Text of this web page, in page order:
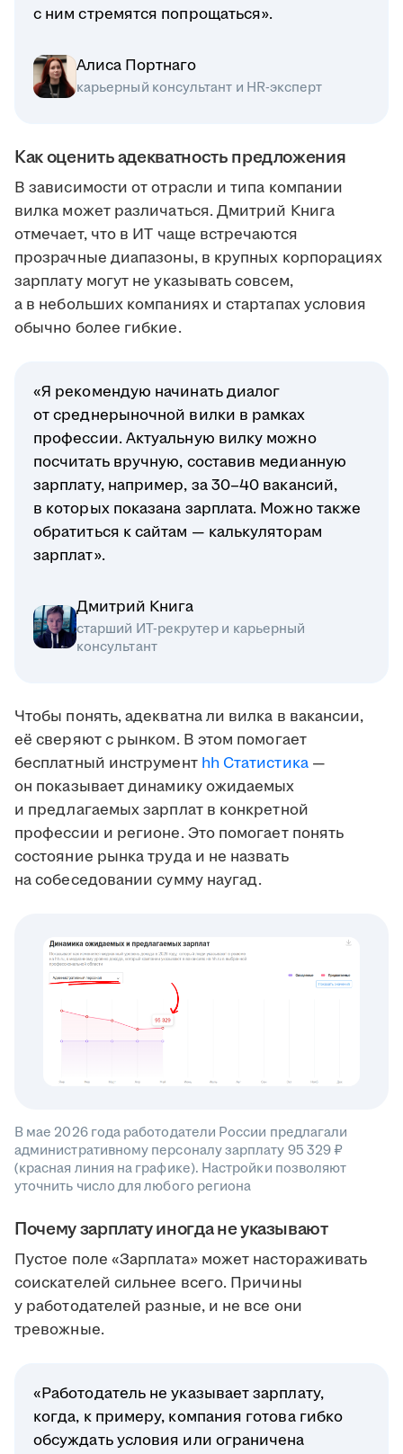
с ним стремятся попрощаться».
Алиса Портнаго
карьерный консультант и HR-эксперт
Как оценить адекватность предложения
В зависимости от отрасли и типа компании
вилка может различаться. Дмитрий Книга
отмечает, что в ИТ чаще встречаются
прозрачные диапазоны, в крупных корпорациях
зарплату могут не указывать совсем,
а в небольших компаниях и стартапах условия
обычно более гибкие.
«Я рекомендую начинать диалог
от среднерыночной вилки в рамках
профессии. Актуальную вилку можно
посчитать вручную, составив медианную
зарплату, например, за 30–40 вакансий,
в которых показана зарплата. Можно также
обратиться к сайтам — калькуляторам
зарплат».
Дмитрий Книга
старший ИТ-рекрутер и карьерный
консультант
Чтобы понять, адекватна ли вилка в вакансии,
её сверяют с рынком. В этом помогает
бесплатный инструмент hh Статистика—
он показывает динамику ожидаемых
и предлагаемых зарплат в конкретной
профессии и регионе. Это помогает понять
состояние рынка труда и не назвать
на собеседовании сумму наугад.
В мае 2026 года работодатели России предлагали
административному персоналу зарплату 95 329 ₽
(красная линия на графике). Настройки позволяют
уточнить число для любого региона
Почему зарплату иногда не указывают
Пустое поле «Зарплата» может настораживать
соискателей сильнее всего. Причины
у работодателей разные, и не все они
тревожные.
«Работодатель не указывает зарплату,
когда, к примеру, компания готова гибко
обсуждать условия или ограничена